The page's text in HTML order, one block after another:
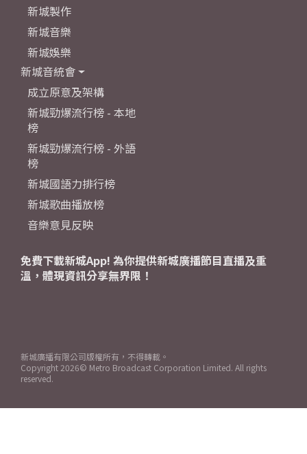
新城製作
新城音樂
新城娛樂
新城音統會
成立原意及架構
新城勁爆流行榜 - 本地
榜
新城勁爆流行榜 - 外語
榜
新城國語力排行榜
新城歌曲播放榜
音樂意見反映
免費下載新城App! 為你提供新城廣播節目直播及重
溫，體現資訊分享無界限！
新城廣播有限公司版權所有，不得轉載。
Copyright 2026© Metro Broadcast Corporation Limited. All rights
reserved.